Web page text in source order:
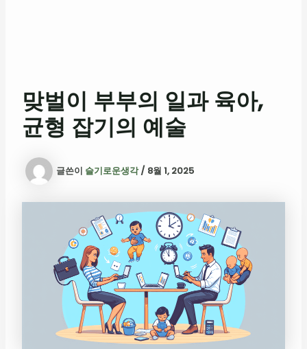
맞벌이 부부의 일과 육아,
균형 잡기의 예술
글쓴이 슬기로운생각/ 8월 1, 2025